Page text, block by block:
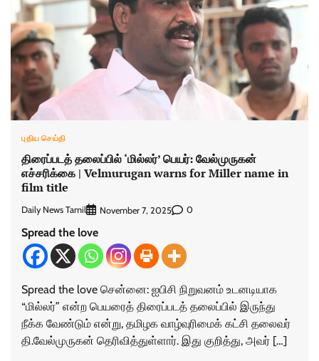
புதிய செய்தி
திரைப்படத் தலைப்பில் ‘மில்லர்’ பெயர்: வேல்முருகன்
எச்சரிக்கை | Velmurugan warns for Miller name in
film title
Daily News Tamil November 7, 2025 0
Spread the love
Spread the love சென்னை: ஐபிசி நிறு​வனம் உடனடி​யாக
“மில்​லர்” என்ற பெயரைத் திரைப்​படத் தலைப்​பில் இருந்து
நீக்க வேண்​டும் என்​று, தமிழக வாழ்​வுரிமைக் கட்சி தலை​வர்
தி.வேல்​முரு​கன் தெரி​வித்​துள்​ளார். இது குறித்​து, அவர் […]